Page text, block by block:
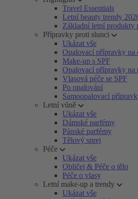
Travel Essentials
Letní beauty trendy
Základní letní produkty
Přípravky proti slunci
Ukázat vše
Opalovací přípravky na
Make-up s SPF
Opalovací přípravky na
Vlasová péče se SPF
Po opalování
Samoopalovací
Letní vůně
Ukázat vše
Dámské parfémy
Pánské parfémy
Tělový sprej
Péče
Ukázat vše
Obličej & Péče o tělo
Péče o vlasy
Letní make-up a trendy
Ukázat vše